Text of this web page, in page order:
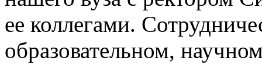
ее коллегами.
образовательном,